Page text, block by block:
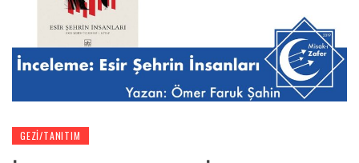
GEZI/TANITIM